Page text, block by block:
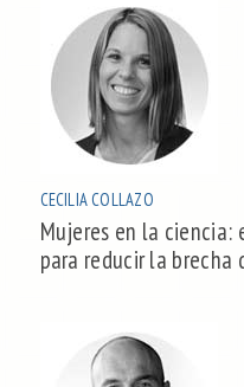
CECILIA COLLAZO
Mujeres en la ciencia:
para reducir la brecha